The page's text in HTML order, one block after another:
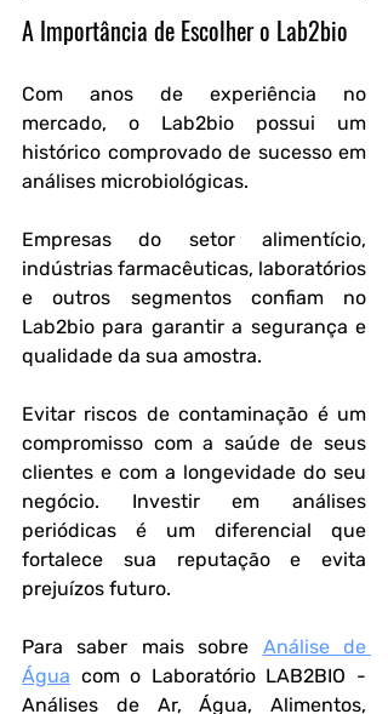
A Importância de Escolher o Lab2bio
Com anos de experiência no
mercado, o Lab2bio possui um
histórico comprovado de sucesso em
análises microbiológicas.
Empresas do setor alimentício,
indústrias farmacêuticas, laboratórios
e outros segmentos confiam no
Lab2bio para garantir a segurança e
qualidade da sua amostra.
Evitar riscos de contaminação é um
compromisso com a saúde de seus
clientes e com a longevidade do seu
negócio. Investir em análises
periódicas é um diferencial que
fortalece sua reputação e evita
prejuízos futuro.
Para saber mais sobre Análise de
Água com o Laboratório LAB2BIO -
Análises de Ar, Água, Alimentos,